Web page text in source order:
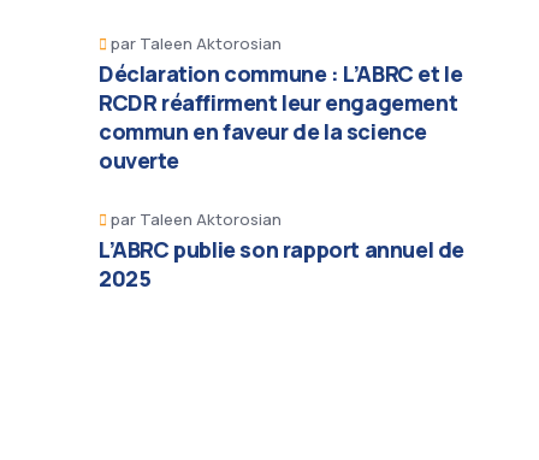
par Taleen Aktorosian
Déclaration commune : L’ABRC et le
RCDR réaffirment leur engagement
commun en faveur de la science
ouverte
par Taleen Aktorosian
L’ABRC publie son rapport annuel de
2025